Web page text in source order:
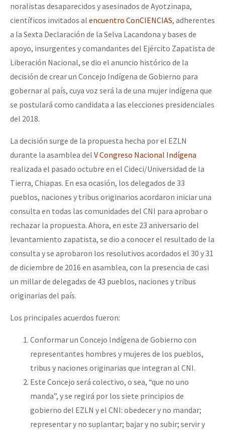
noralistas desaparecidos y asesinados de Ayotzinapa,
científicos invitados al encuentro ConCIENCIAS, adherentes
a la Sexta Declaración de la Selva Lacandona y bases de
apoyo, insurgentes y comandantes del Ejército Zapatista de
Liberación Nacional, se dio el anuncio histórico de la
decisión de crear un Concejo Indígena de Gobierno para
gobernar al país, cuya voz será la de una mujer indígena que
se postulará como candidata a las elecciones presidenciales
del 2018.
La decisión surge de la propuesta hecha por el EZLN
durante la asamblea del V Congreso Nacional Indígena
realizada el pasado octubre en el Cideci/Universidad de la
Tierra, Chiapas. En esa ocasión, los delegados de 33
pueblos, naciones y tribus originarios acordaron iniciar una
consulta en todas las comunidades del CNI para aprobar o
rechazar la propuesta. Ahora, en este 23 aniversario del
levantamiento zapatista, se dio a conocer el resultado de la
consulta y se aprobaron los resolutivos acordados el 30 y 31
de diciembre de 2016 en asamblea, con la presencia de casi
un millar de delegadxs de 43 pueblos, naciones y tribus
originarias del país.
Los principales acuerdos fueron:
Conformar un Concejo Indígena de Gobierno con
representantes hombres y mujeres de los pueblos,
tribus y naciones originarias que integran al CNI.
Este Concejo será colectivo, o sea, “que no uno
manda”, y se regirá por los siete principios de
gobierno del EZLN y el CNI: obedecer y no mandar;
representar y no suplantar; bajar y no subir; servir y